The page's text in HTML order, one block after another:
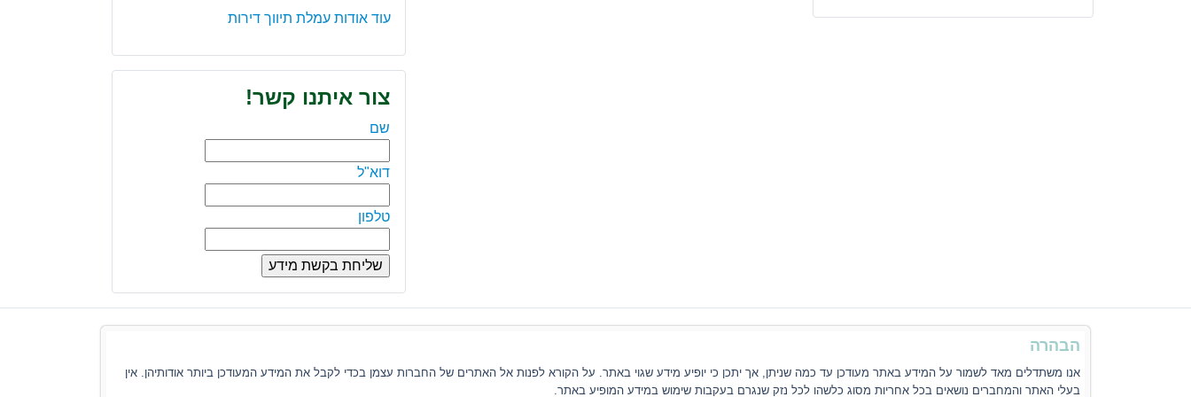
עוד אודות עמלת תיווך דירות
צור איתנו קשר!
שם
דוא"ל
טלפון
הבהרה
אנו משתדלים מאד לשמור על המידע באתר מעודכן עד כמה שניתן, אך יתכן כי יופיע מידע שגוי באתר. על הקורא לפנות אל האתרים של החברות עצמן בכדי לקבל את המידע המעודכן ביותר אודותיהן. אין
בעלי האתר והמחברים נושאים בכל אחריות מסוג כלשהו לכל נזק שנגרם בעקבות שימוש במידע המופיע באתר.